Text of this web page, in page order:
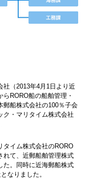
社（2013年4月1日より近
RORO船の船舶管理・
郵船株式会社の100％子会
ク・マリタイム株式会社
タイム株式会社のRORO
れて、近郵船舶管理株式
た。同時に近海郵船株式
なりました。